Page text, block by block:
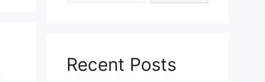
Recent Posts